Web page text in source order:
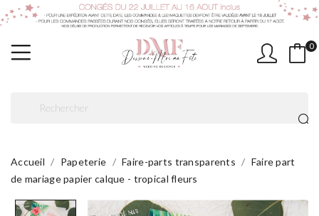
0
Accueil Papeterie Faire-parts transparents
Faire part
de mariage papier calque - tropical fleurs